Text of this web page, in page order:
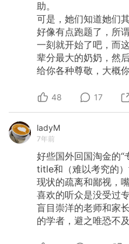
助。
可是，她们知道她们
好像有点跑题了，所
一刻就开始了吧，而
辈分最大的奶奶，然
给你各种尊敬，大概
48 17
ladyM
7年前
好些国外回国淘金的“
title和（难以考究的
现状的疏离和鄙视，
喜欢的听众是没受过
盲目崇洋的老师和家
的学者，避之唯恐不及